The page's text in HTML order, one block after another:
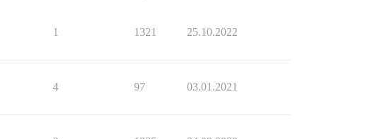
1 1321 25.10.2022
4 97 03.01.2021